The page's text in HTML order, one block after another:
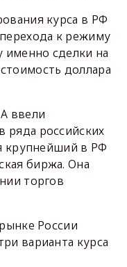
курса в РФ
к режиму
именно сделки на
доллара
ввели
российских
крупнейший в РФ
биржа. Она
торгов
России
варианта курса